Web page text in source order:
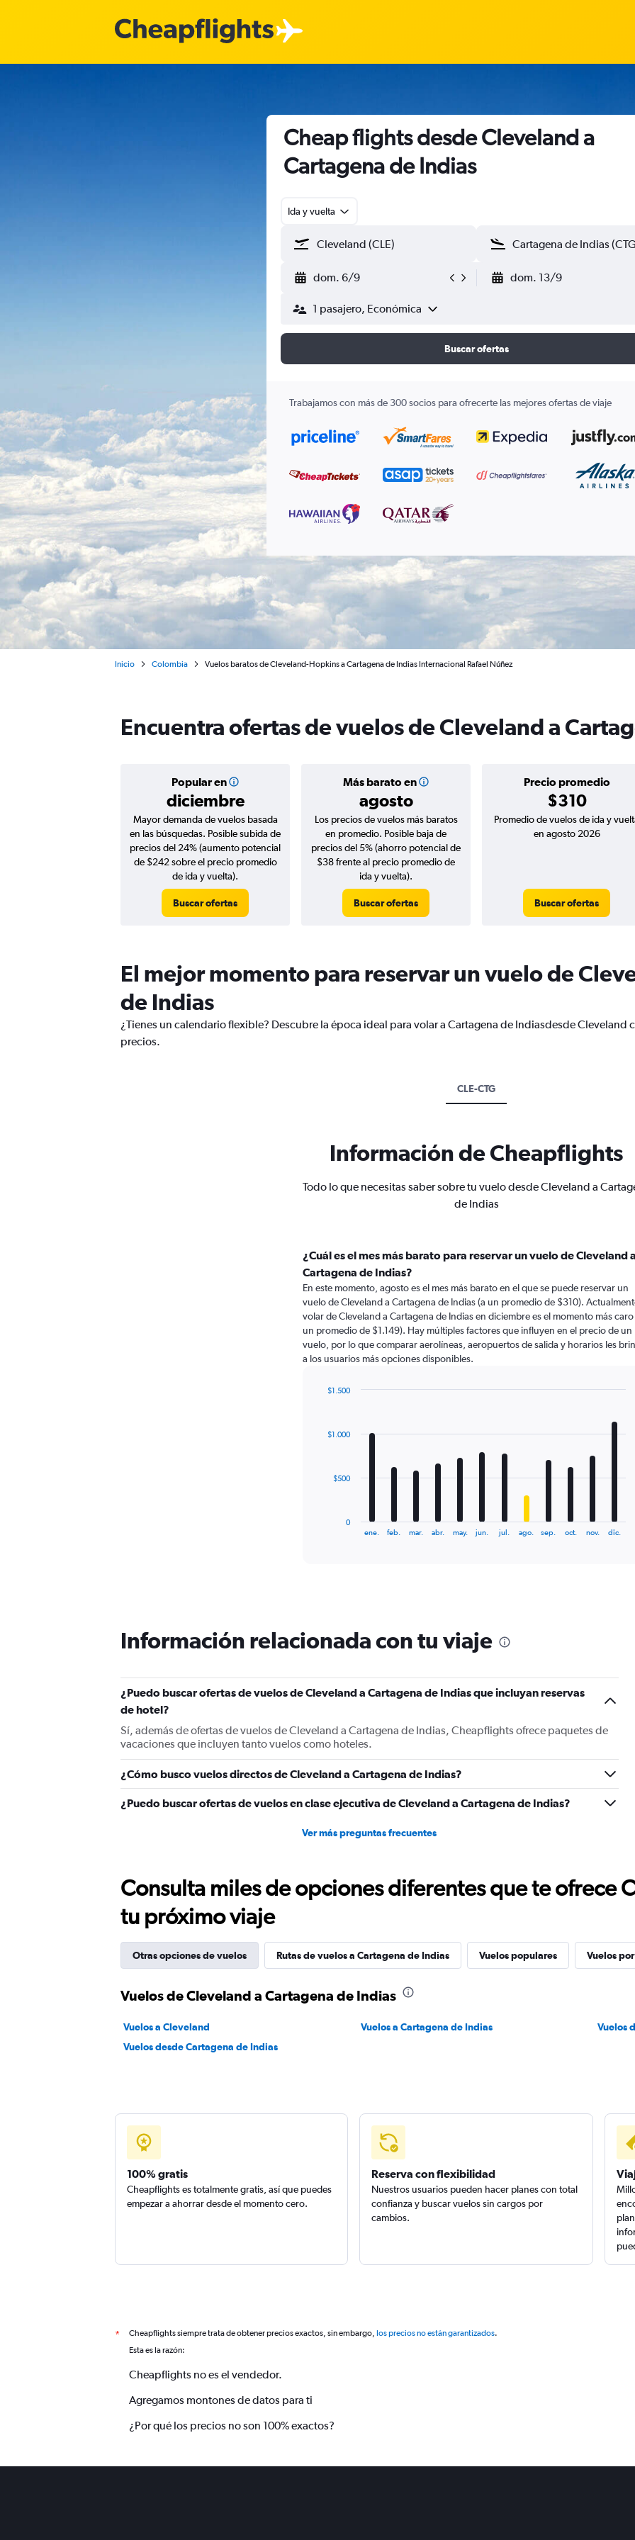
Cheap flights desde Cleveland a
Cartagena de Indias
Ida y vuelta
dom. 6/9 dom. 13/9
1 pasajero, Económica
Buscar ofertas
Trabajamos con más de 300 socios para ofrecerte las mejores ofertas de viaje
Inicio Colombia Vuelos baratos de Cleveland-Hopkins a Cartagena de Indias Internacional Rafael Núñez
Encuentra ofertas de vuelos de Cleveland a
Popular en
diciembre
Más barato en
agosto
Precio promedio
$310
Mayor demanda de vuelos basada
en las búsquedas. Posible subida de
precios del 24% (aumento potencial
de $242 sobre el precio promedio
de ida y vuelta).
Buscar ofertas
Los precios de vuelos más baratos
en promedio. Posible baja de
precios del 5% (ahorro potencial de
$38 frente al precio promedio de
ida y vuelta).
Buscar ofertas
Promedio de vuelos de ida y
en agosto 2026
Buscar ofertas
El mejor momento para reservar un vuelo de
de Indias
¿Tienes un calendario flexible? Descubre la época ideal para volar a Cartagena de Indiasdesde
precios.
CLE-CTG
Información de Cheapflights
Todo lo que necesitas saber sobre tu vuelo desde Cleveland a
de Indias
¿Cuál es el mes más barato para reservar un vuelo de Cleveland a
Cartagena de Indias?
En este momento, agosto es el mes más barato en el que se puede reservar un
vuelo de Cleveland a Cartagena de Indias (a un promedio de $310).
volar de Cleveland a Cartagena de Indias en diciembre es el momento más caro
un promedio de $1.149). Hay múltiples factores que influyen en el precio de un
vuelo, por lo que comparar aerolíneas, aeropuertos de salida y horarios les
a los usuarios más opciones disponibles.
12
The
chart
has
Y
axis
Range:
0
to
1500.
ene. feb. mar. abr. may. jun. jul. ago. sep. oct. nov. dic.
0
$500
$1.000
$1.500
Información relacionada con tu viaje
¿Puedo buscar ofertas de vuelos de Cleveland a Cartagena de Indias que incluyan reservas
de hotel?
Sí, además de ofertas de vuelos de Cleveland a Cartagena de Indias, Cheapflights ofrece paquetes de
vacaciones que incluyen tanto vuelos como hoteles.
¿Cómo busco vuelos directos de Cleveland a Cartagena de Indias?
¿Puedo buscar ofertas de vuelos en clase ejecutiva de Cleveland a Cartagena de Indias?
Ver más preguntas frecuentes
Consulta miles de opciones diferentes que te ofrece
tu próximo viaje
Otras opciones de vuelos Rutas de vuelos a Cartagena de Indias Vuelos populares Vuelos
Vuelos de Cleveland a Cartagena de Indias
Vuelos a Cleveland Vuelos a Cartagena de Indias
Vuelos
Vuelos desde Cartagena de Indias
100% gratis
Cheapflights es totalmente gratis, así que puedes
empezar a ahorrar desde el momento cero.
Reserva con flexibilidad
Nuestros usuarios pueden hacer planes con total
confianza y buscar vuelos sin cargos por
cambios.
* Cheapflights siempre trata de obtener precios exactos, sin embargo, los precios no están garantizados.
Esta es la razón:
Cheapflights no es el vendedor.
Agregamos montones de datos para ti
¿Por qué los precios no son 100% exactos?